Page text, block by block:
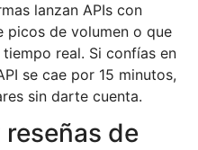
lanzan APIs con
picos de volumen o que
real. Si confías en
se cae por 15 minutos,
sin darte cuenta.
reseñas de